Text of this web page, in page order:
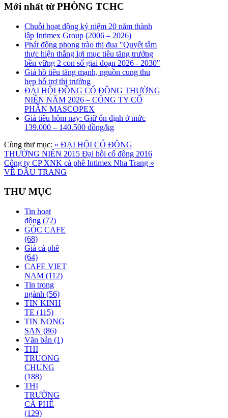
Mới nhất từ PHÒNG TCHC
Chuỗi hoạt động kỷ niệm 20 năm thành
lập Intimex Group (2006 – 2026)
Phát động phong trào thi đua "Quyết tâm
thực hiện thắng lợi mục tiêu tăng trưởng
bền vững 2 con số giai đoạn 2026 - 2030"
Giá hồ tiêu tăng mạnh, nguồn cung thu
hẹp hỗ trợ thị trường
ĐẠI HỘI ĐỒNG CỔ ĐÔNG THƯỜNG
NIÊN NĂM 2026 – CÔNG TY CỔ
PHẦN MASCOPEX
Giá tiêu hôm nay: Giữ ổn định ở mức
139.000 – 140.500 đồng/kg
Cùng thư mục: « ĐẠI HỘI CỔ ĐÔNG
THƯỜNG NIÊN 2015 Đại hội cổ đông 2016
Công ty CP XNK cà phê Intimex Nha Trang »
VỀ ĐẦU TRANG
THƯ MỤC
Tin hoạt
động (72)
GÓC CAFE
(68)
Giá cà phê
(64)
CAFE VIET
NAM (112)
Tin trong
ngành (56)
TIN KINH
TE (115)
TIN NONG
SAN (86)
Văn bản (1)
THI
TRUONG
CHUNG
(188)
THỊ
TRƯỜNG
CÀ PHÊ
(129)